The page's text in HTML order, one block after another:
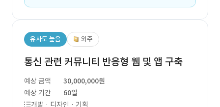
유사도 높음 외주
통신 관련 커뮤니티 반응형 웹 및 앱 구축
예상 금액
30,000,000원
예상 기간
60일
개발 · 디자인 · 기획